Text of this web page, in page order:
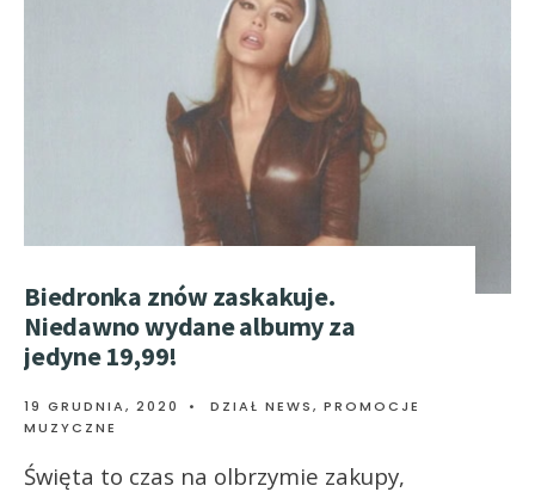
Biedronka znów zaskakuje.
Niedawno wydane albumy za
jedyne 19,99!
19 GRUDNIA, 2020 • DZIAŁ NEWS, PROMOCJE
MUZYCZNE
Święta to czas na olbrzymie zakupy,